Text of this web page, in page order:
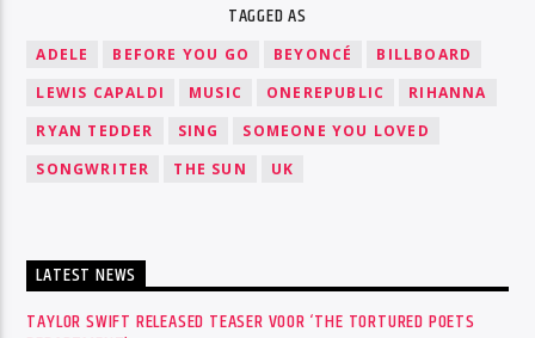
TAGGED AS
ADELE BEFORE YOU GO BEYONCÉ
BILLBOARD
LEWIS CAPALDI
MUSIC ONEREPUBLIC
RIHANNA
RYAN TEDDER
SING
SOMEONE YOU LOVED
SONGWRITER
THE SUN UK
LATEST NEWS
TAYLOR SWIFT RELEASED TEASER VOOR ‘THE TORTURED POETS